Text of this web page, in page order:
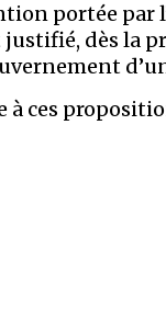
portée par
dès la
à ces